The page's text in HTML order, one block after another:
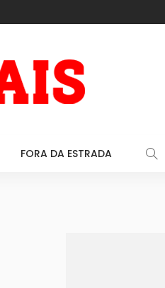
FORA DA ESTRADA